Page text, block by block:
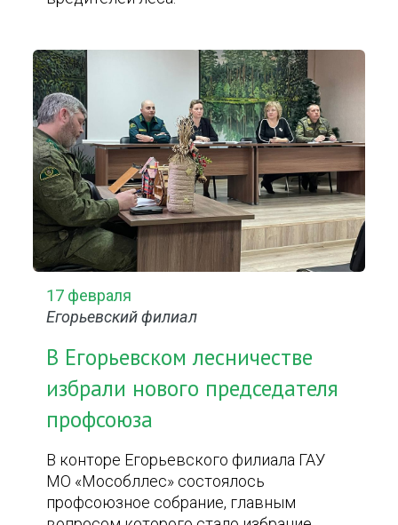
17 февраля
Егорьевский филиал
В Егорьевском лесничестве
избрали нового председателя
профсоюза
В конторе Егорьевского филиала ГАУ
МО «Мособллес» состоялось
профсоюзное собрание, главным